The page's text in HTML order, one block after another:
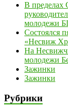
В пределах
молодежи
Состоялся
«Несвиж
На
молодежи
Зажинки
Зажинки
Рубрики